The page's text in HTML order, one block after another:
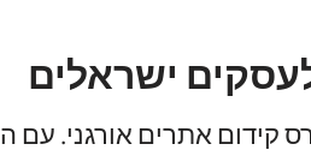
ישראלים
קידום אתרים אורגני. עם